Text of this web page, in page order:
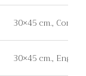
30×45 cm.,
30×45 cm.,